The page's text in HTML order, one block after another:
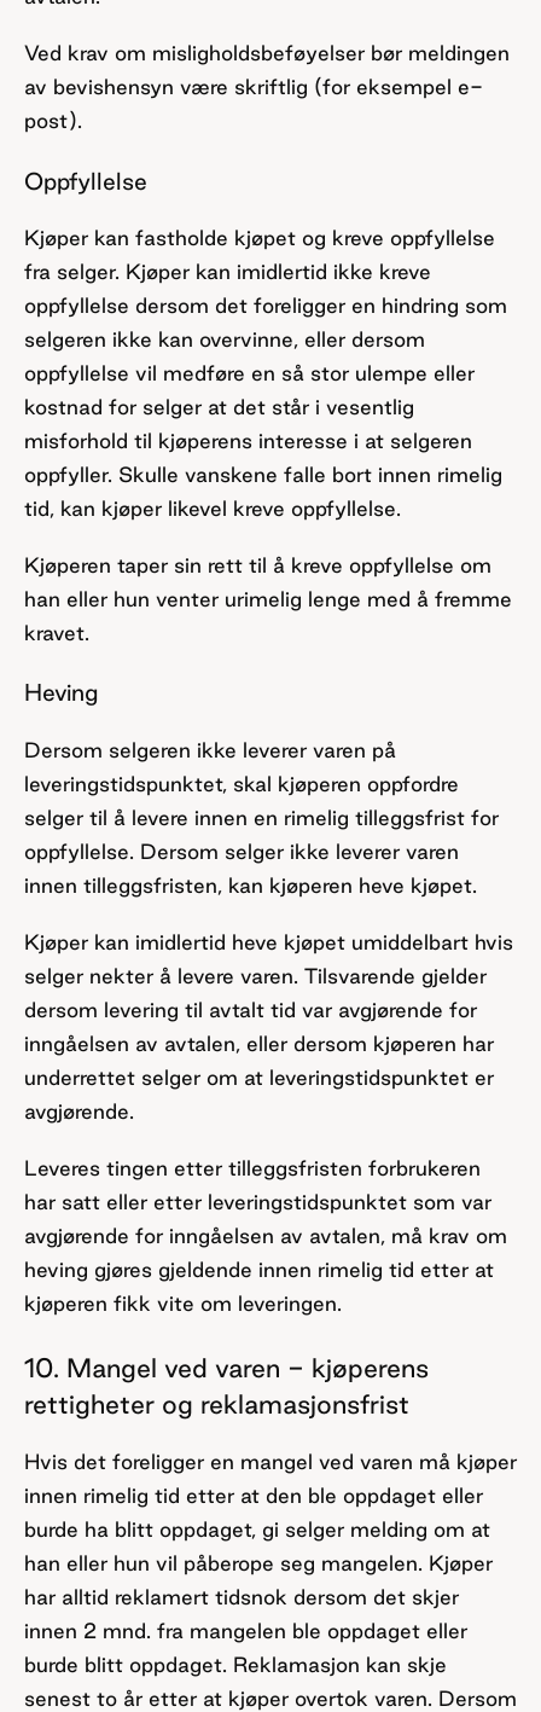
Ved krav om misligholdsbeføyelser bør meldingen
av bevishensyn være skriftlig (for eksempel e-
post).
Oppfyllelse
Kjøper kan fastholde kjøpet og kreve oppfyllelse
fra selger. Kjøper kan imidlertid ikke kreve
oppfyllelse dersom det foreligger en hindring som
selgeren ikke kan overvinne, eller dersom
oppfyllelse vil medføre en så stor ulempe eller
kostnad for selger at det står i vesentlig
misforhold til kjøperens interesse i at selgeren
oppfyller. Skulle vanskene falle bort innen rimelig
tid, kan kjøper likevel kreve oppfyllelse.
Kjøperen taper sin rett til å kreve oppfyllelse om
han eller hun venter urimelig lenge med å fremme
kravet.
Heving
Dersom selgeren ikke leverer varen på
leveringstidspunktet, skal kjøperen oppfordre
selger til å levere innen en rimelig tilleggsfrist for
oppfyllelse. Dersom selger ikke leverer varen
innen tilleggsfristen, kan kjøperen heve kjøpet.
Kjøper kan imidlertid heve kjøpet umiddelbart hvis
selger nekter å levere varen. Tilsvarende gjelder
dersom levering til avtalt tid var avgjørende for
inngåelsen av avtalen, eller dersom kjøperen har
underrettet selger om at leveringstidspunktet er
avgjørende.
Leveres tingen etter tilleggsfristen forbrukeren
har satt eller etter leveringstidspunktet som var
avgjørende for inngåelsen av avtalen, må krav om
heving gjøres gjeldende innen rimelig tid etter at
kjøperen fikk vite om leveringen.
10. Mangel ved varen - kjøperens
rettigheter og reklamasjonsfrist
Hvis det foreligger en mangel ved varen må kjøper
innen rimelig tid etter at den ble oppdaget eller
burde ha blitt oppdaget, gi selger melding om at
han eller hun vil påberope seg mangelen. Kjøper
har alltid reklamert tidsnok dersom det skjer
innen 2 mnd. fra mangelen ble oppdaget eller
burde blitt oppdaget. Reklamasjon kan skje
senest to år etter at kjøper overtok varen. Dersom